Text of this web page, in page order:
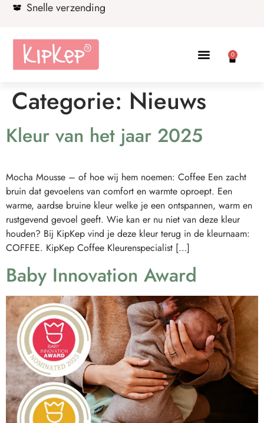
Snelle verzending
0
Categorie: Nieuws
Kleur van het jaar 2025
Mocha Mousse – of hoe wij hem noemen: Coffee Een zacht
bruin dat gevoelens van comfort en warmte oproept. Een
warme, aardse bruine kleur welke je een ontspannen, warm en
rustgevend gevoel geeft. Wie kan er nu niet van deze kleur
houden? Bij KipKep vind je deze kleur terug in de kleurnaam:
COFFEE. KipKep Coffee Kleurenspecialist […]
Baby Innovation Award